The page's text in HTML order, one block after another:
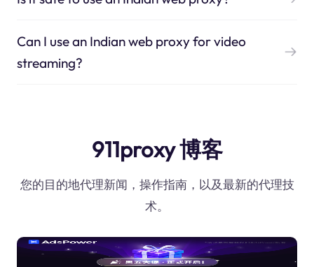
Can I use an Indian web proxy for video
streaming?
911proxy 博客
您的目的地代理新闻，操作指南，以及最新的代理技
术。